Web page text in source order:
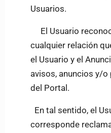
Usuarios.
El Usuario
cualquier relación
el Usuario y el
avisos, anuncios y/
del Portal.
En tal sentido, el
corresponde